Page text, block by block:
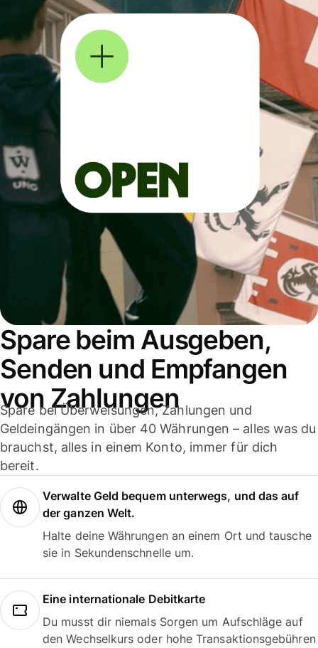
Spare beim Ausgeben,
Senden und Empfangen
von Zahlungen
Spare bei Überweisungen, Zahlungen und
Geldeingängen in über 40 Währungen – alles was du
brauchst, alles in einem Konto, immer für dich
bereit.
Verwalte Geld bequem unterwegs, und das auf
der ganzen Welt.
Halte deine Währungen an einem Ort und tausche
sie in Sekundenschnelle um.
Eine internationale Debitkarte
Du musst dir niemals Sorgen um Aufschläge auf
den Wechselkurs oder hohe Transaktionsgebühren